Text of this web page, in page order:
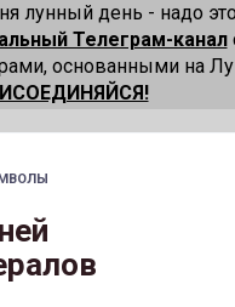
лунный день - надо
Телеграм-канал
основанными на